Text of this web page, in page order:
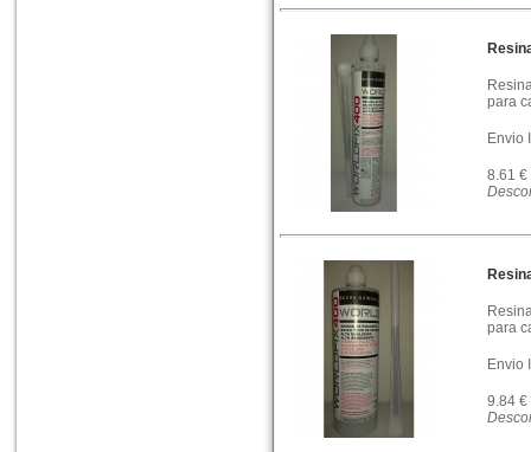
para
Envio
8.61 €
para
Envio
9.84 €